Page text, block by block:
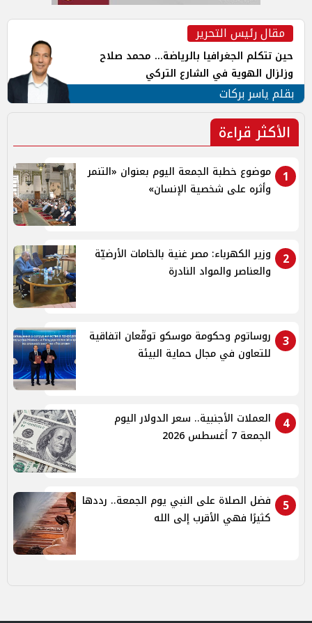
مقال رئيس التحرير
حين تتكلم الجغرافيا بالرياضة... محمد صلاح
وزلزال الهوية في الشارع التركي
بقلم ياسر بركات
الأكثر قراءة
1
موضوع خطبة الجمعة اليوم بعنوان «التنمر
وأثره على شخصية الإنسان»
2
وزير الكهرباء: مصر غنية بالخامات الأرضيّة
والعناصر والمواد النادرة
3
روساتوم وحكومة موسكو توقّعان اتفاقية
للتعاون في مجال حماية البيئة
4
العملات الأجنبية.. سعر الدولار اليوم
الجمعة 7 أغسطس 2026
5
فضل الصلاة على النبي يوم الجمعة.. رددها
كثيرًا فهي الأقرب إلى الله